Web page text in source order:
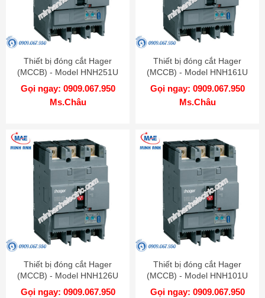
Thiết bị đóng cắt Hager
(MCCB) - Model HNH251U
Gọi ngay: 0909.067.950
Ms.Châu
Thiết bị đóng cắt Hager
(MCCB) - Model HNH161U
Gọi ngay: 0909.067.950
Ms.Châu
Thiết bị đóng cắt Hager
(MCCB) - Model HNH126U
Gọi ngay: 0909.067.950
Thiết bị đóng cắt Hager
(MCCB) - Model HNH101U
Gọi ngay: 0909.067.950